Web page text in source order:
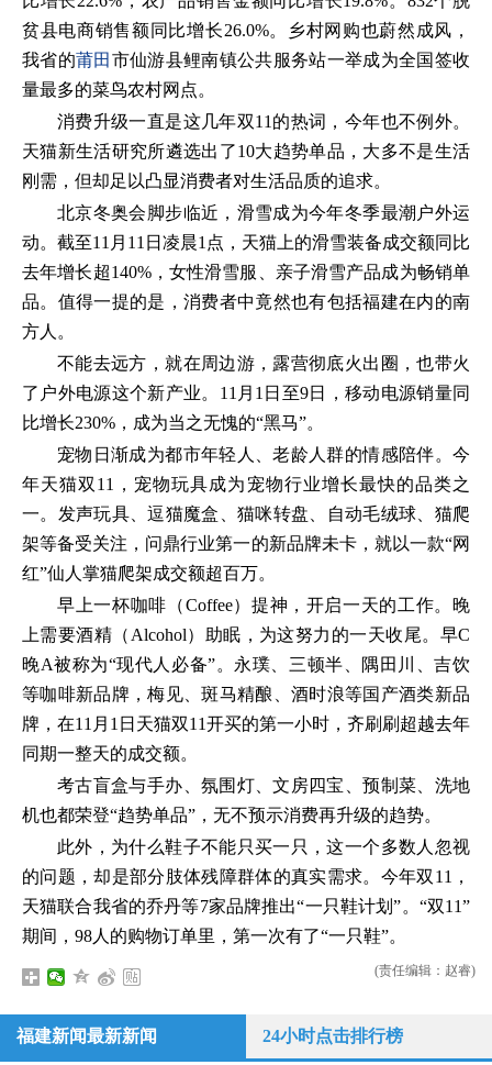
贫县电商销售额同比增长26.0%。乡村网购也蔚然成风，
我省的莆田 市仙游县鲤南镇公共服务站一举成为全国签收
量最多的菜鸟农村网点。
消费升级一直是这几年双11的热词，今年也不例外。
天猫新生活研究所遴选出了10大趋势单品，大多不是生活
刚需，但却足以凸显消费者对生活品质的追求。
北京冬奥会脚步临近，滑雪成为今年冬季最潮户外运
动。截至11月11日凌晨1点，天猫上的滑雪装备成交额同比
去年增长超140%，女性滑雪服、亲子滑雪产品成为畅销单
品。值得一提的是，消费者中竟然也有包括福建在内的南
方人。
不能去远方，就在周边游，露营彻底火出圈，也带火
了户外电源这个新产业。11月1日至9日，移动电源销量同
比增长230%，成为当之无愧的“黑马”。
宠物日渐成为都市年轻人、老龄人群的情感陪伴。今
年天猫双11，宠物玩具成为宠物行业增长最快的品类之
一。发声玩具、逗猫魔盒、猫咪转盘、自动毛绒球、猫爬
架等备受关注，问鼎行业第一的新品牌未卡，就以一款“网
红”仙人掌猫爬架成交额超百万。
早上一杯咖啡（Coffee）提神，开启一天的工作。晚
上需要酒精（Alcohol）助眠，为这努力的一天收尾。早C
晚A被称为“现代人必备”。永璞、三顿半、隅田川、吉饮
等咖啡新品牌，梅见、斑马精酿、酒时浪等国产酒类新品
牌，在11月1日天猫双11开买的第一小时，齐刷刷超越去年
同期一整天的成交额。
考古盲盒与手办、氛围灯、文房四宝、预制菜、洗地
机也都荣登“趋势单品”，无不预示消费再升级的趋势。
此外，为什么鞋子不能只买一只，这一个多数人忽视
的问题，却是部分肢体残障群体的真实需求。今年双11，
天猫联合我省的乔丹等7家品牌推出“一只鞋计划”。“双11”
期间，98人的购物订单里，第一次有了“一只鞋”。
(责任编辑：赵睿)
福建新闻最新新闻 24小时点击排行榜